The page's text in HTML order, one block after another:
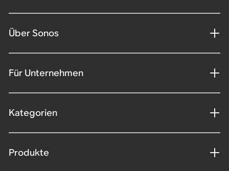
Über Sonos
Für Unternehmen
Kategorien
Produkte